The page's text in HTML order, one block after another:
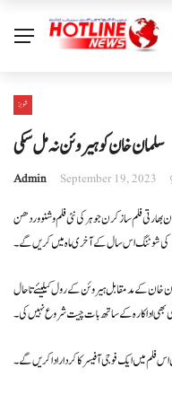
شوبز
سلمان خان کو ہیروئن نہ مل سکی
Admin September 19, 2023
بھارتی فلم ساز کرن جوہر کی نئی فلم وشنو وردھن
کی شوٹنگ اس سال کے آخری ماہ میں کریں گے۔
خان کے مدمقابل ہیروئن کے رول کیلیئے تا حال
بھی اداکارہ کے ساتھ بات چیت شروع نہیں کی ۔
فلم میں ایک فوجی آفیسر کا کردار ادا کریں گے ۔